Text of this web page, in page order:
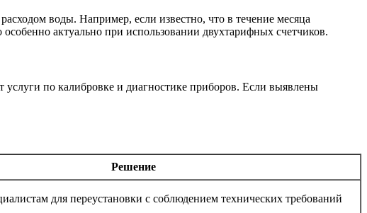
воды. Например, если известно, что в течение месяца
актуально при использовании двухтарифных счетчиков.
по калибровке и диагностике приборов. Если выявлены
Решение
для переустановки с соблюдением технических требований